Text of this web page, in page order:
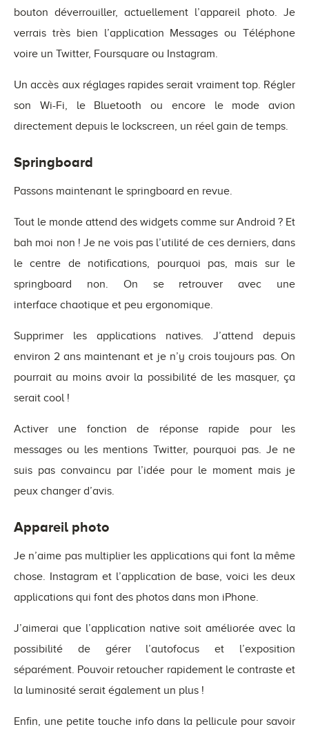
bouton déverrouiller, actuellement l’appareil photo. Je
verrais très bien l’application Messages ou Téléphone
voire un Twitter, Foursquare ou Instagram.
Un accès aux réglages rapides serait vraiment top. Régler
son Wi-Fi, le Bluetooth ou encore le mode avion
directement depuis le lockscreen, un réel gain de temps.
Springboard
Passons maintenant le springboard en revue.
Tout le monde attend des widgets comme sur Android ? Et
bah moi non ! Je ne vois pas l’utilité de ces derniers, dans
le centre de notifications, pourquoi pas, mais sur le
springboard non. On se retrouver avec une
interface chaotique et peu ergonomique.
Supprimer les applications natives. J’attend depuis
environ 2 ans maintenant et je n’y crois toujours pas. On
pourrait au moins avoir la possibilité de les masquer, ça
serait cool !
Activer une fonction de réponse rapide pour les
messages ou les mentions Twitter, pourquoi pas. Je ne
suis pas convaincu par l’idée pour le moment mais je
peux changer d’avis.
Appareil photo
Je n’aime pas multiplier les applications qui font la même
chose. Instagram et l’application de base, voici les deux
applications qui font des photos dans mon iPhone.
J’aimerai que l’application native soit améliorée avec la
possibilité de gérer l’autofocus et l’exposition
séparément. Pouvoir retoucher rapidement le contraste et
la luminosité serait également un plus !
Enfin, une petite touche info dans la pellicule pour savoir